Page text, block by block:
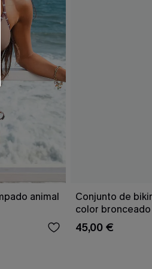
animal
Conjunto de
color bronceado
45,00 €
formulario, usted acepta nuestros
, y además acepta recibir correos
de Cupshe en cualquier momento del
compra. Podemos utilizar la
y ofertas adaptados a su perfil.